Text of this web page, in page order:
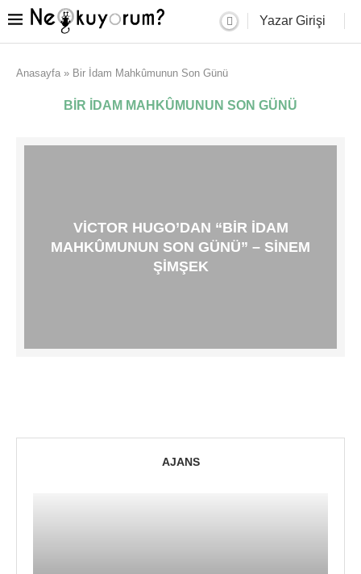
Yazar Girişi
Anasayfa » Bir İdam Mahkûmunun Son Günü
BIR İDAM MAHKÛMUNUN SON GÜNÜ
VICTOR HUGO’DAN “BIR İDAM
MAHKÛMUNUN SON GÜNÜ” – SINEM
ŞIMŞEK
AJANS